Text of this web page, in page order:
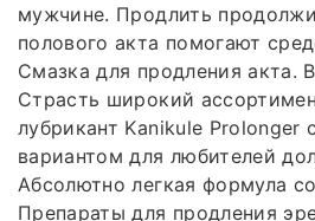
мужчине. Продлить
полового акта помогают
Смазка для продления акта.
Страсть широкий
лубрикант Kanikule Prolonger
вариантом для любителей
Абсолютно легкая формула
Препараты для продления